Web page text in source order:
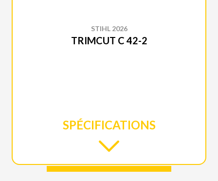
STIHL 2026
TRIMCUT C 42-2
SPÉCIFICATIONS